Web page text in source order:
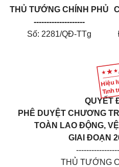
Hiệu
Tình
THỦ TƯỚNG CHÍNH PHỦ
--------------------
Số: 2281/QĐ-TTg
QUYẾT
PHÊ DUYỆT CHƯƠNG
TOÀN LAO ĐỘNG,
GIAI ĐOẠN
THỦ TƯỚNG